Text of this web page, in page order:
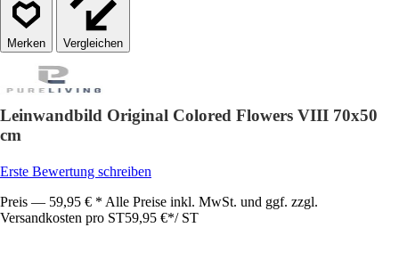
Vergleichen
Leinwandbild Original Colored Flowers VIII 70x50
cm
Erste Bewertung schreiben
Preis — 59,95 € * Alle Preise inkl. MwSt. und ggf. zzgl.
Versandkosten pro ST59,95 €*/ ST